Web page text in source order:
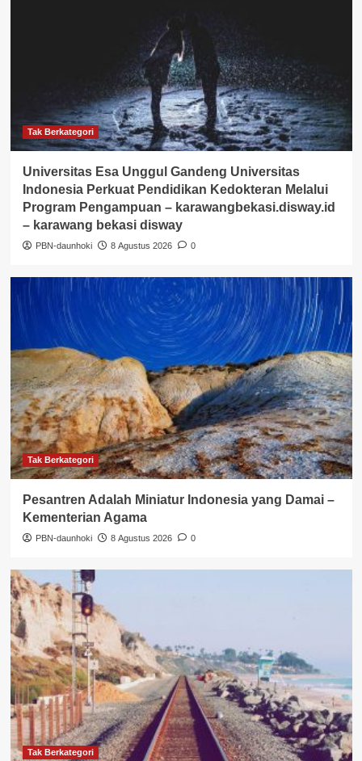
Tak Berkategori
Universitas Esa Unggul Gandeng Universitas
Indonesia Perkuat Pendidikan Kedokteran Melalui
Program Pengampuan – karawangbekasi.disway.id
– karawang bekasi disway
PBN-daunhoki 8 Agustus 2026 0
Tak Berkategori
Pesantren Adalah Miniatur Indonesia yang Damai –
Kementerian Agama
PBN-daunhoki 8 Agustus 2026 0
Tak Berkategori